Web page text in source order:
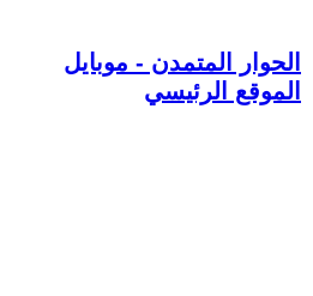
الحوار المتمدن - موبايل
الموقع الرئيسي